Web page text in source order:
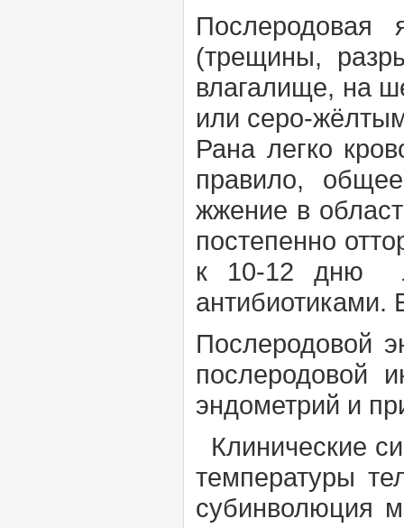
(трещины,
влагалище, на
или серо-
Рана легко
правило,
жжение в
постепенно
к 10-12 дню
антибиотиками.
Послеродовой
послеродовой
эндометрий и
Клинические
температуры
субинволюция